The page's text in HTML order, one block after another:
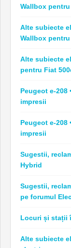
Wallbox
Alte subiecte
Wallbox
Alte subiecte
pentru Fiat
Peugeot e-208
impresii
Peugeot e-208
impresii
Sugestii,
Hybrid
Sugestii,
pe forumul
Locuri și stații
Alte subiecte